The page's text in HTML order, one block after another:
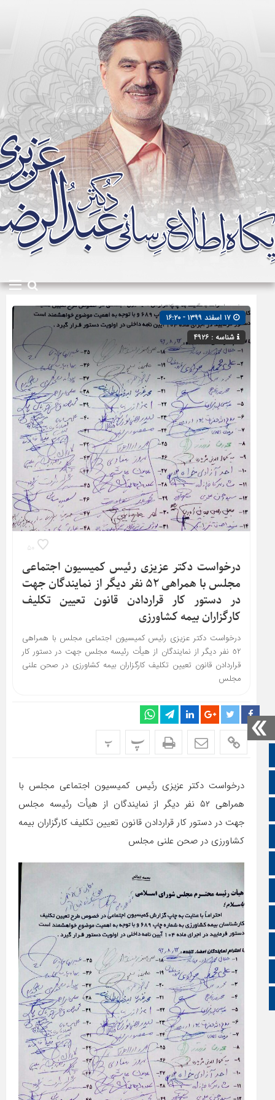
صفحه نخست
تالار گفتمان
اپلیکیشن سایت
زبان انگلیسی
صفحه اصلی» گروه »مکاتبات
شناسه : ۴۹۲۶
۵۰
درخواست دکتر عزیزی رئیس کمیسیون اجتماعی
مجلس با همراهی ٥٢ نفر دیگر از نمایندگان جهت
در دستور کار قراردادن قانون تعیین تکلیف
کارگزاران بیمه کشاورزی
درخواست دکتر عزیزی رئیس کمیسیون اجتماعی مجلس با همراهی
٥٢ نفر دیگر از نمایندگان از هیأت رئیسه مجلس جهت در دستور کار
قراردادن قانون تعیین تکلیف کارگزاران بیمه کشاورزی در صحن علنی
مجلس
پ پ
درخواست دکتر عزیزی رئیس کمیسیون اجتماعی مجلس با
همراهی ٥٢ نفر دیگر از نمایندگان از هیأت رئیسه مجلس
جهت در دستور کار قراردادن قانون تعیین تکلیف کارگزاران بیمه
کشاورزی در صحن علنی مجلس